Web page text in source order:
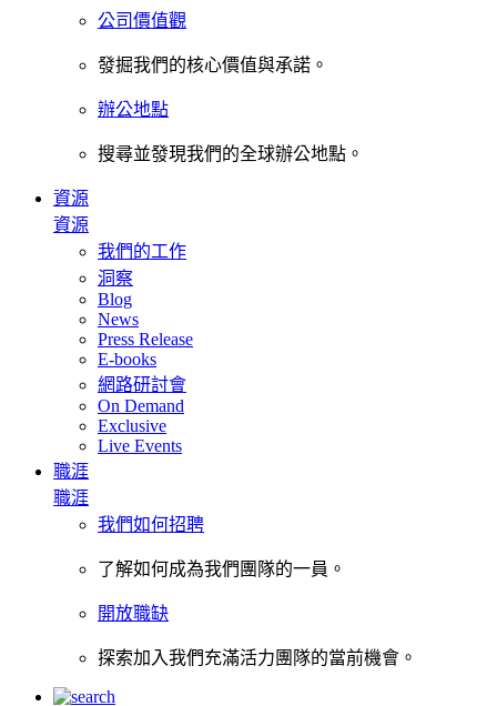
公司價值觀
發掘我們的核心價值與承諾。
辦公地點
搜尋並發現我們的全球辦公地點。
資源
資源
我們的工作
洞察
Blog
News
Press Release
E-books
網路研討會
On Demand
Exclusive
Live Events
職涯
職涯
我們如何招聘
了解如何成為我們團隊的一員。
開放職缺
探索加入我們充滿活力團隊的當前機會。